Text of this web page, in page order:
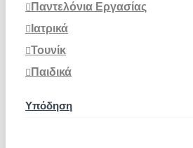
Παντελόνια Εργασίας
Ιατρικά
Τουνίκ
Παιδικά
Υπόδηση